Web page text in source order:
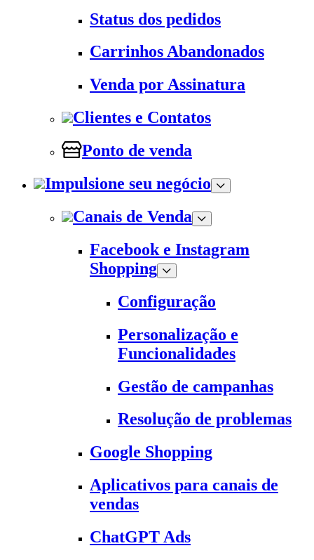
Status dos pedidos
Carrinhos Abandonados
Venda por Assinatura
Clientes e Contatos
Ponto de venda
Impulsione seu negócio
Canais de Venda
Facebook e Instagram
Shopping
Configuração
Personalização e
Funcionalidades
Gestão de campanhas
Resolução de problemas
Google Shopping
Aplicativos para canais de
vendas
ChatGPT Ads